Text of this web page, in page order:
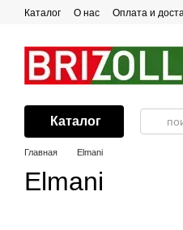
Перейти к основному контенту
Каталог О нас Оплата и
Каталог
Главная Elmani
Elmani